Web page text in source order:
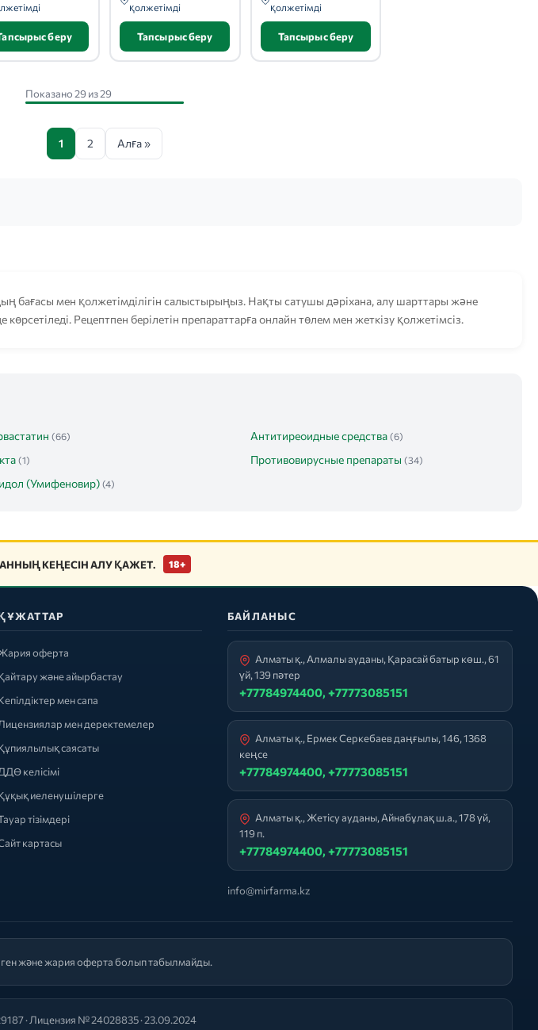
беру
қолжетімді
Тапсырыс беру
қолжетімді
Тапсырыс беру
Показано 29 из 29
1 2 Алға »
бағасы мен қолжетімділігін салыстырыңыз. Нақты сатушы дәріхана, алу шарттары және
Рецептпен берілетін препараттарға онлайн төлем мен жеткізу қолжетімсіз.
(66) Антитиреоидные средства (6)
(1) Противовирусные препараты (34)
(Умифеновир) (4)
КЕҢЕСІН АЛУ ҚАЖЕТ. 18+
оферта
және айырбастау
мен сапа
мен деректемелер
саясаты
келісімі
иеленушілерге
тізімдері
картасы
БАЙЛАНЫС
Алматы қ., Алмалы ауданы, Қарасай батыр көш., 61
үй, 139 пәтер
+77784974400, +77773085151
Алматы қ., Ермек Серкебаев даңғылы, 146, 1368
кеңсе
+77784974400, +77773085151
Алматы қ., Жетісу ауданы, Айнабұлақ ш.а., 178 үй,
119 п.
+77784974400, +77773085151
info@mirfarma.kz
және жария оферта болып табылмайды.
· Лицензия № 24028835 · 23.09.2024